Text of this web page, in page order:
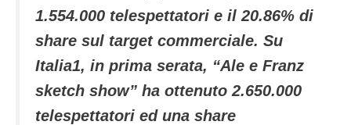
1.554.000 telespettatori e il 20.86% di
share sul target commerciale. Su
Italia1, in prima serata, “Ale e Franz
sketch show” ha ottenuto 2.650.000
telespettatori ed una share